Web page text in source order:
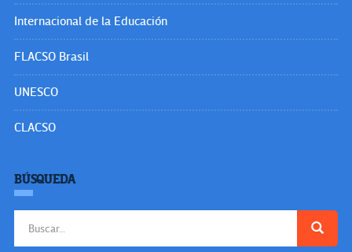
Internacional de la Educación
FLACSO Brasil
UNESCO
CLACSO
BÚSQUEDA